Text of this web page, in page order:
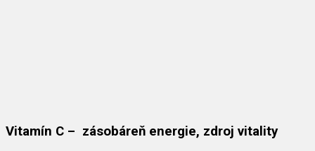
Vitamín C – zásobáreň energie, zdroj vitality